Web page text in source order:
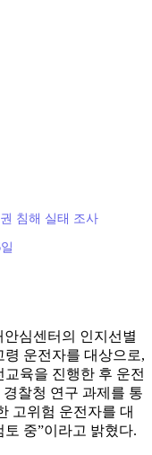
침해 실태 조사
심센터의 인지선별
운전자를 대상으로,
육을 진행한 후 운전
찰청 연구 과제를 통
고위험 운전자를 대
중”이라고 밝혔다.